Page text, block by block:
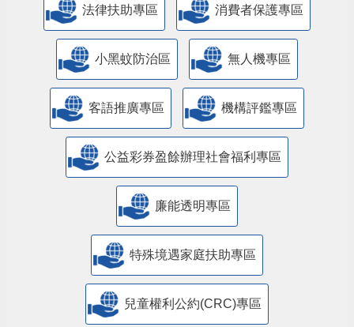
法律扶助專區 消費者保護專區
小黑蚊防治區 無人機專區
客語推廣專區 機構評鑑專區
公益彩券盈餘辦理社會福利專區
廉能透明專區
特殊境遇家庭扶助專區
兒童權利公約(CRC)專區